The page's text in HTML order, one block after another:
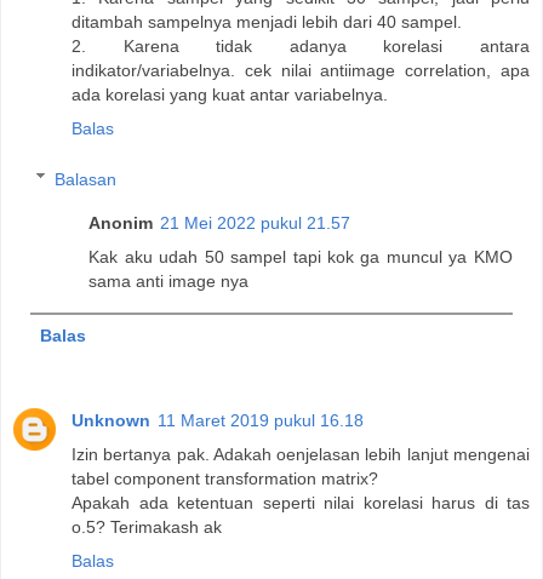
ditambah sampelnya menjadi lebih dari 40 sampel.
2. Karena tidak adanya korelasi antara
indikator/variabelnya. cek nilai antiimage correlation, apa
ada korelasi yang kuat antar variabelnya.
Balas
Balasan
Anonim 21 Mei 2022 pukul 21.57
Kak aku udah 50 sampel tapi kok ga muncul ya KMO
sama anti image nya
Balas
Unknown 11 Maret 2019 pukul 16.18
Izin bertanya pak. Adakah oenjelasan lebih lanjut mengenai
tabel component transformation matrix?
Apakah ada ketentuan seperti nilai korelasi harus di tas
o.5? Terimakash ak
Balas